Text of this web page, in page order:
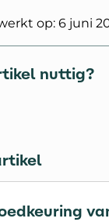
op: 6 juni
nuttig?